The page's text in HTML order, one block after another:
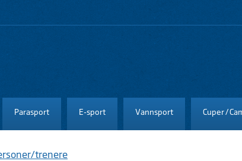
Parasport E-sport Vannsport Cuper /
trenere